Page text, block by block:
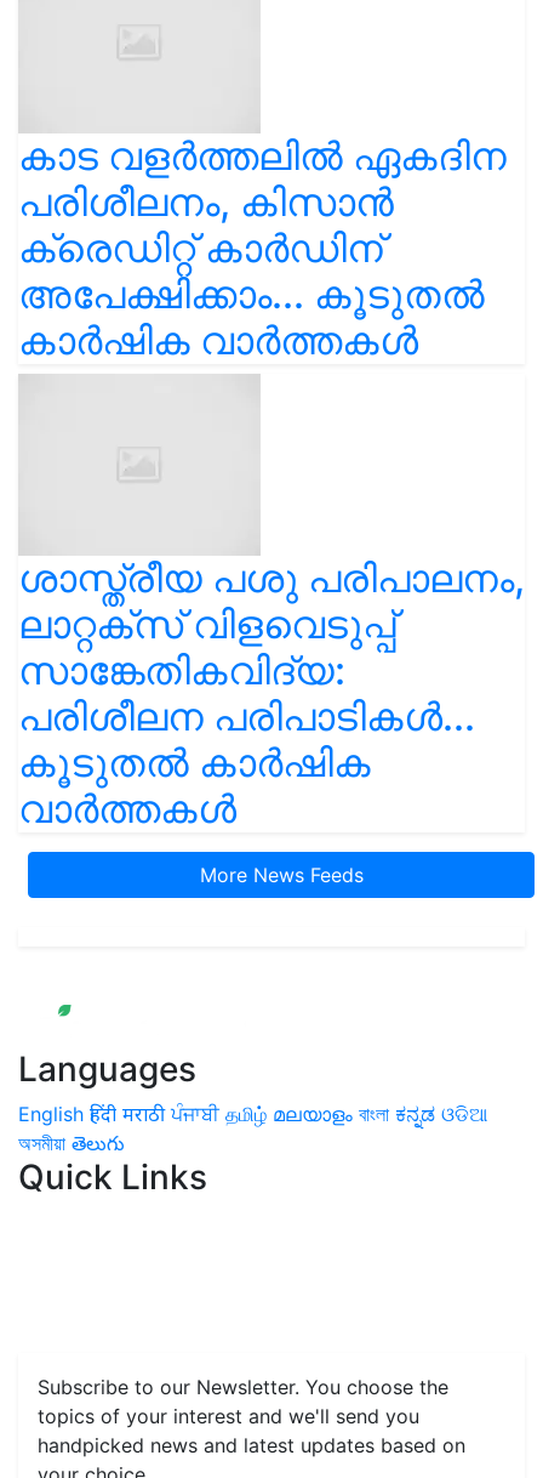
കാട വളര്‍ത്തലിൽ ഏകദിന
പരിശീലനം, കിസാൻ
ക്രെഡിറ്റ് കാർഡിന്
അപേക്ഷിക്കാം... കൂടുതൽ
കാർഷിക വാർത്തകൾ
ശാസ്ത്രീയ പശു പരിപാലനം,
ലാറ്റക്സ് വിളവെടുപ്പ്
സാങ്കേതികവിദ്യ:
പരിശീലന പരിപാടികൾ...
കൂടുതൽ കാർഷിക
വാർത്തകൾ
More News Feeds
Languages
English हिंदी मराठी ਪੰਜਾਬੀ தமிழ் മലയാളം বাংলা ಕನ್ನಡ ଓଡିଆ
অসমীয়া తెలుగు
Quick Links
Subscribe to our Newsletter. You choose the
topics of your interest and we'll send you
handpicked news and latest updates based on